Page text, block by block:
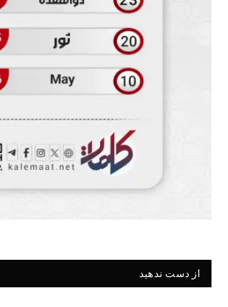
از دست ندهید